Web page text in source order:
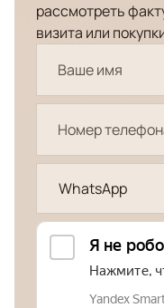
рассмотреть
визита или
WhatsApp